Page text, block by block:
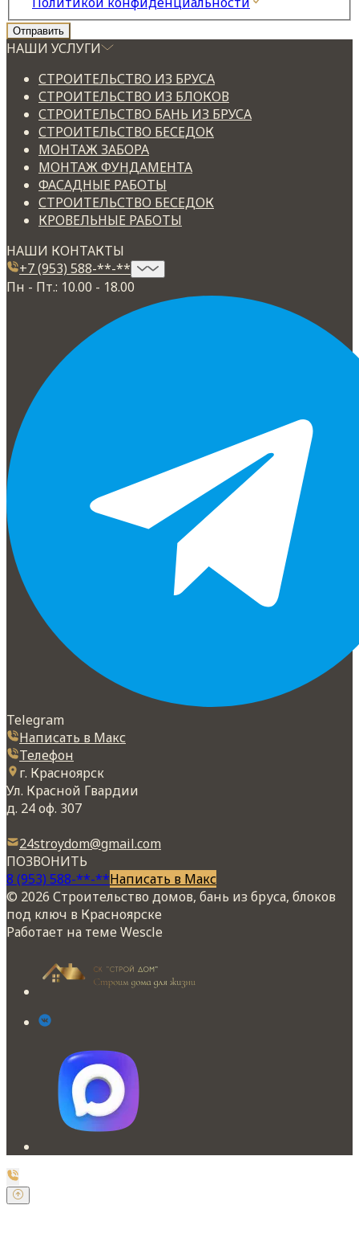
НАШИ УСЛУГИ
СТРОИТЕЛЬСТВО ИЗ БРУСА
СТРОИТЕЛЬСТВО ИЗ БЛОКОВ
СТРОИТЕЛЬСТВО БАНЬ ИЗ БРУСА
СТРОИТЕЛЬСТВО БЕСЕДОК
МОНТАЖ ЗАБОРА
МОНТАЖ ФУНДАМЕНТА
ФАСАДНЫЕ РАБОТЫ
СТРОИТЕЛЬСТВО БЕСЕДОК
КРОВЕЛЬНЫЕ РАБОТЫ
НАШИ КОНТАКТЫ
+7 (953) 588-**-**
Пн - Пт.: 10.00 - 18.00
Telegram
Написать в Макс
Телефон
г. Красноярск
Ул. Красной Гвардии
д. 24 оф. 307
24stroydom@gmail.com
ПОЗВОНИТЬ
8 (953) 588-**-**Написать в Макс
© 2026 Строительство домов, бань из бруса, блоков
под ключ в Красноярске
Работает на теме Wescle